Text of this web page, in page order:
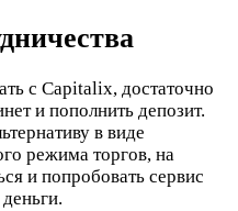
с Capitalix, достаточно
и пополнить депозит.
в виде
режима торгов, на
и попробовать сервис